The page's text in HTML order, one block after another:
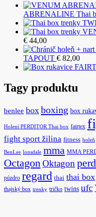
ABRENALINE Thai
€ 44,00
TAPOUT € 82,00
Tagy produktu
benlee box boxing box
Holení PERDITOR Thai box fairtex
fight sport žilina fitness holeň
BenLee lonsdale mma MMA
Octagon Oktagon
púzdro regard thai thai box
thajský box trenky tričko twins ufc